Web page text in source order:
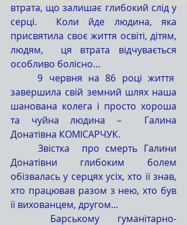
втрата, що залишає глибокий слід у
серці.  Коли йде людина, яка
присвятила своє життя освіті, дітям,
людям,  ця втрата відчувається
особливо болісно…
	9 червня на 86 році життя
завершила свій земний шлях наша
шанована колега і просто хороша
та чуйна людина –  Галина
Донатівна КОМІСАРЧУК.
Донатівни глибоким болем
обізвалась у серцях усіх, хто її знав,
хто працював разом з нею, хто був
її вихованцем, другом...